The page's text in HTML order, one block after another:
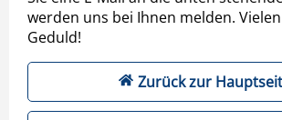
werden uns bei Ihnen melden.
Geduld!
Zurück zur